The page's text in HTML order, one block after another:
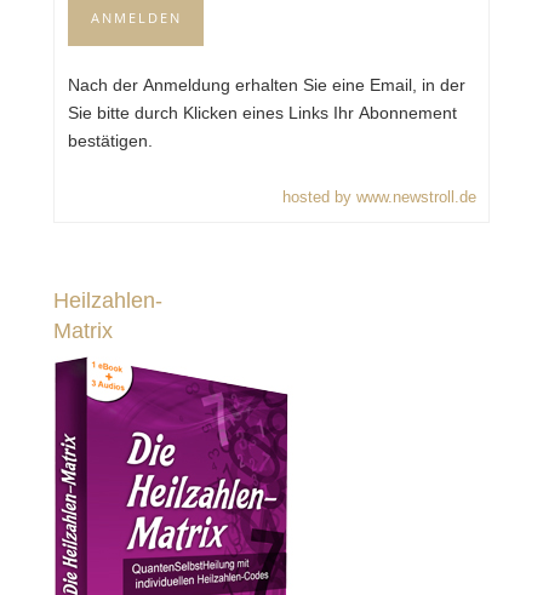
Nach der Anmeldung erhalten Sie eine Email, in der
Sie bitte durch Klicken eines Links Ihr Abonnement
bestätigen.
hosted by www.newstroll.de
Heilzahlen-
Matrix